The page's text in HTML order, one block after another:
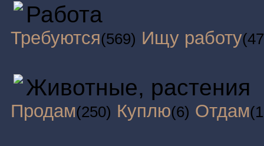
Работа
Требуются(569) Ищу работу
Животные, растения
Продам(250) Куплю(6) Отдам